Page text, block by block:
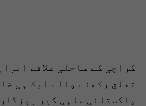
کراچی کے ساحلی علاقے
پاکستانی ماہی گیر روزگار